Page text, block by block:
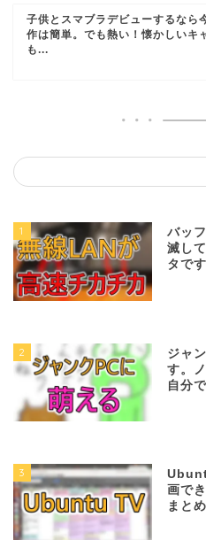
子供とスマブラデビューするなら
作は簡単。でも熱い！懐かしいキ
も...
1
バッ
滅し
タです
2
ジャ
す。
自分
3
画で
まと